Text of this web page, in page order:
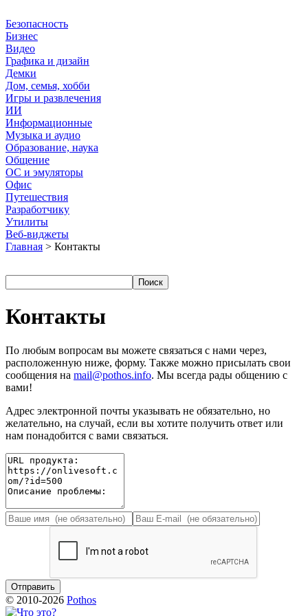
Безопасность
Бизнес
Видео
Графика и дизайн
Демки
Дом, семья, хобби
Игры и развлечения
ИИ
Информационные
Музыка и аудио
Образование, наука
Общение
ОС и эмуляторы
Офис
Путешествия
Разработчику
Утилиты
Веб-виджеты
Главная > Контакты
Контакты
По любым вопросам вы можете связаться с нами через,
расположенную ниже, форму. Также можно присылать свои
сообщения на mail@pothos.info. Мы всегда рады общению с
вами!
Адрес электронной почты указывать не обязательно, но
желательно, на случай, если вы хотите получить ответ или
нам понадобится с вами связаться.
© 2010-2026 Pothos